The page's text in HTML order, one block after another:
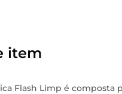
item
Flash Limp é